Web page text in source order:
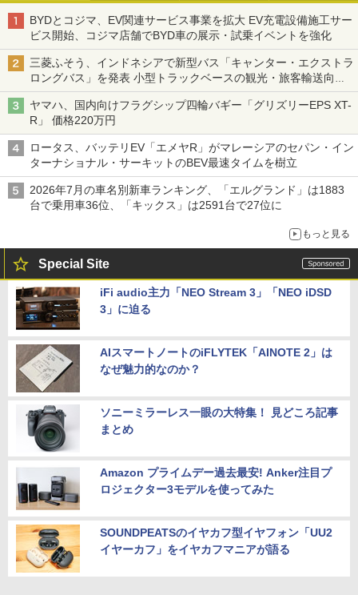
BYDとコジマ、EV関連サービス事業を拡大 EV充電設備施工サー
ビス開始、コジマ店舗でBYD車の展示・試乗イベントを強化
三菱ふそう、インドネシアで新型バス「キャンター・エクストラ
ロングバス」を発表 小型トラックベースの観光・旅客輸送向け
バス
ヤマハ、国内向けフラグシップ四輪バギー「グリズリーEPS XT-
R」 価格220万円
ロータス、バッテリEV「エメヤR」がマレーシアのセパン・イン
ターナショナル・サーキットのBEV最速タイムを樹立
2026年7月の車名別新車ランキング、「エルグランド」は1883
台で乗用車36位、「キックス」は2591台で27位に
もっと見る
Special Site
iFi audio主力「NEO Stream 3」「NEO iDSD
3」に迫る
AIスマートノートのiFLYTEK「AINOTE 2」は
なぜ魅力的なのか？
ソニーミラーレス一眼の大特集！ 見どころ記事
まとめ
Amazon プライムデー過去最安! Anker注目プ
ロジェクター3モデルを使ってみた
SOUNDPEATSのイヤカフ型イヤフォン「UU2
イヤーカフ」をイヤカフマニアが語る